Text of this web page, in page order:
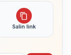
Salin link